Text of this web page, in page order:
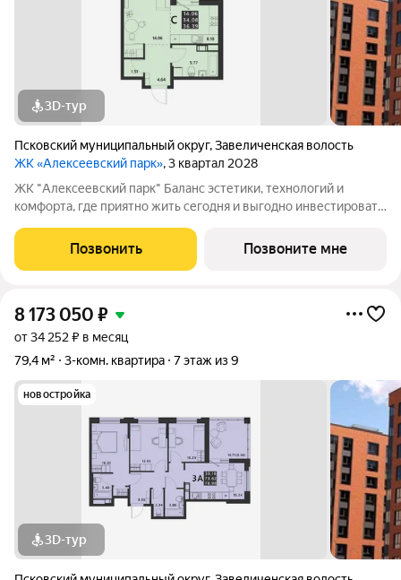
3D-тур
Псковский муниципальный округ,Завеличенская волость
ЖК «Алексеевский парк», 3 квартал 2028
ЖК "Алексеевский парк" Баланс эстетики, технологий и
комфорта, где приятно жить сегодня и выгодно инвестировать
современный проект комфорт класса в развивающемся
районе дальнего Завеличья. Дом выполнен в
Позвонить Позвоните мне
8 173 050 ₽
от 34 252 ₽ в месяц
79,4 м²
3-комн. квартира 7 этаж из 9
новостройка
3D-тур